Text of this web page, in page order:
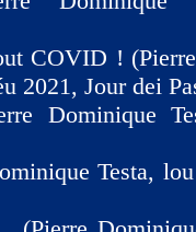
COVID !
2021, Jour dei
Dominique
Testa,